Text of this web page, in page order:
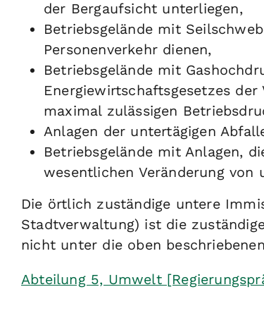
der Bergaufsicht unterliegen,
Betriebsgelände mit
Personenverkehr dienen,
Betriebsgelände mit
Energiewirtschaftsgesetzes
maximal zulässigen
Anlagen der untertägigen
Betriebsgelände mit Anlagen,
wesentlichen Veränderung von
Die örtlich zuständige untere
Stadtverwaltung) ist die
nicht unter die oben
Abteilung 5, Umwelt